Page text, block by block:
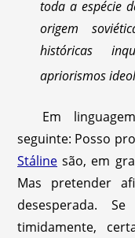
toda a espécie
origem
históricas
apriorismos
Em
seguinte: Posso
Stáline são, em
Mas pretender
desesperada.
timidamente,